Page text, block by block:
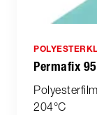
Permafix
204°C